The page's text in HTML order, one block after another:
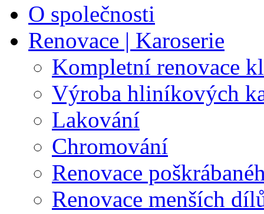
O společnosti
Renovace | Karoserie
Kompletní renovace
Výroba hliníkových
Lakování
Chromování
Renovace
Renovace menších